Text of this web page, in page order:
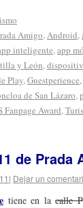
Amigo,Android,
inteligente,app
y León,
Play,Guestperience,
de San Lázaro,
Fanpage Award,
de Prada
| Dejar un
tiene en lacalle